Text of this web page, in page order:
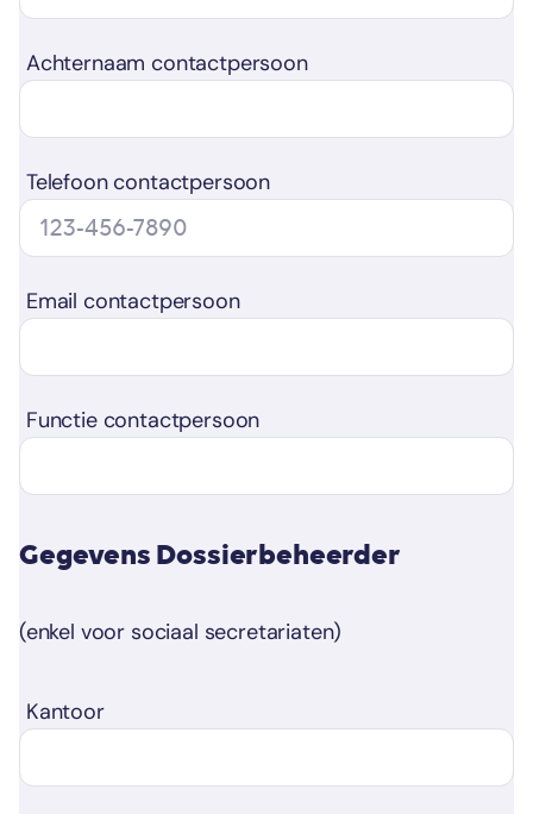
Achternaam contactpersoon
Telefoon contactpersoon
Email contactpersoon
Functie contactpersoon
Gegevens Dossierbeheerder
(enkel voor sociaal secretariaten)
Kantoor